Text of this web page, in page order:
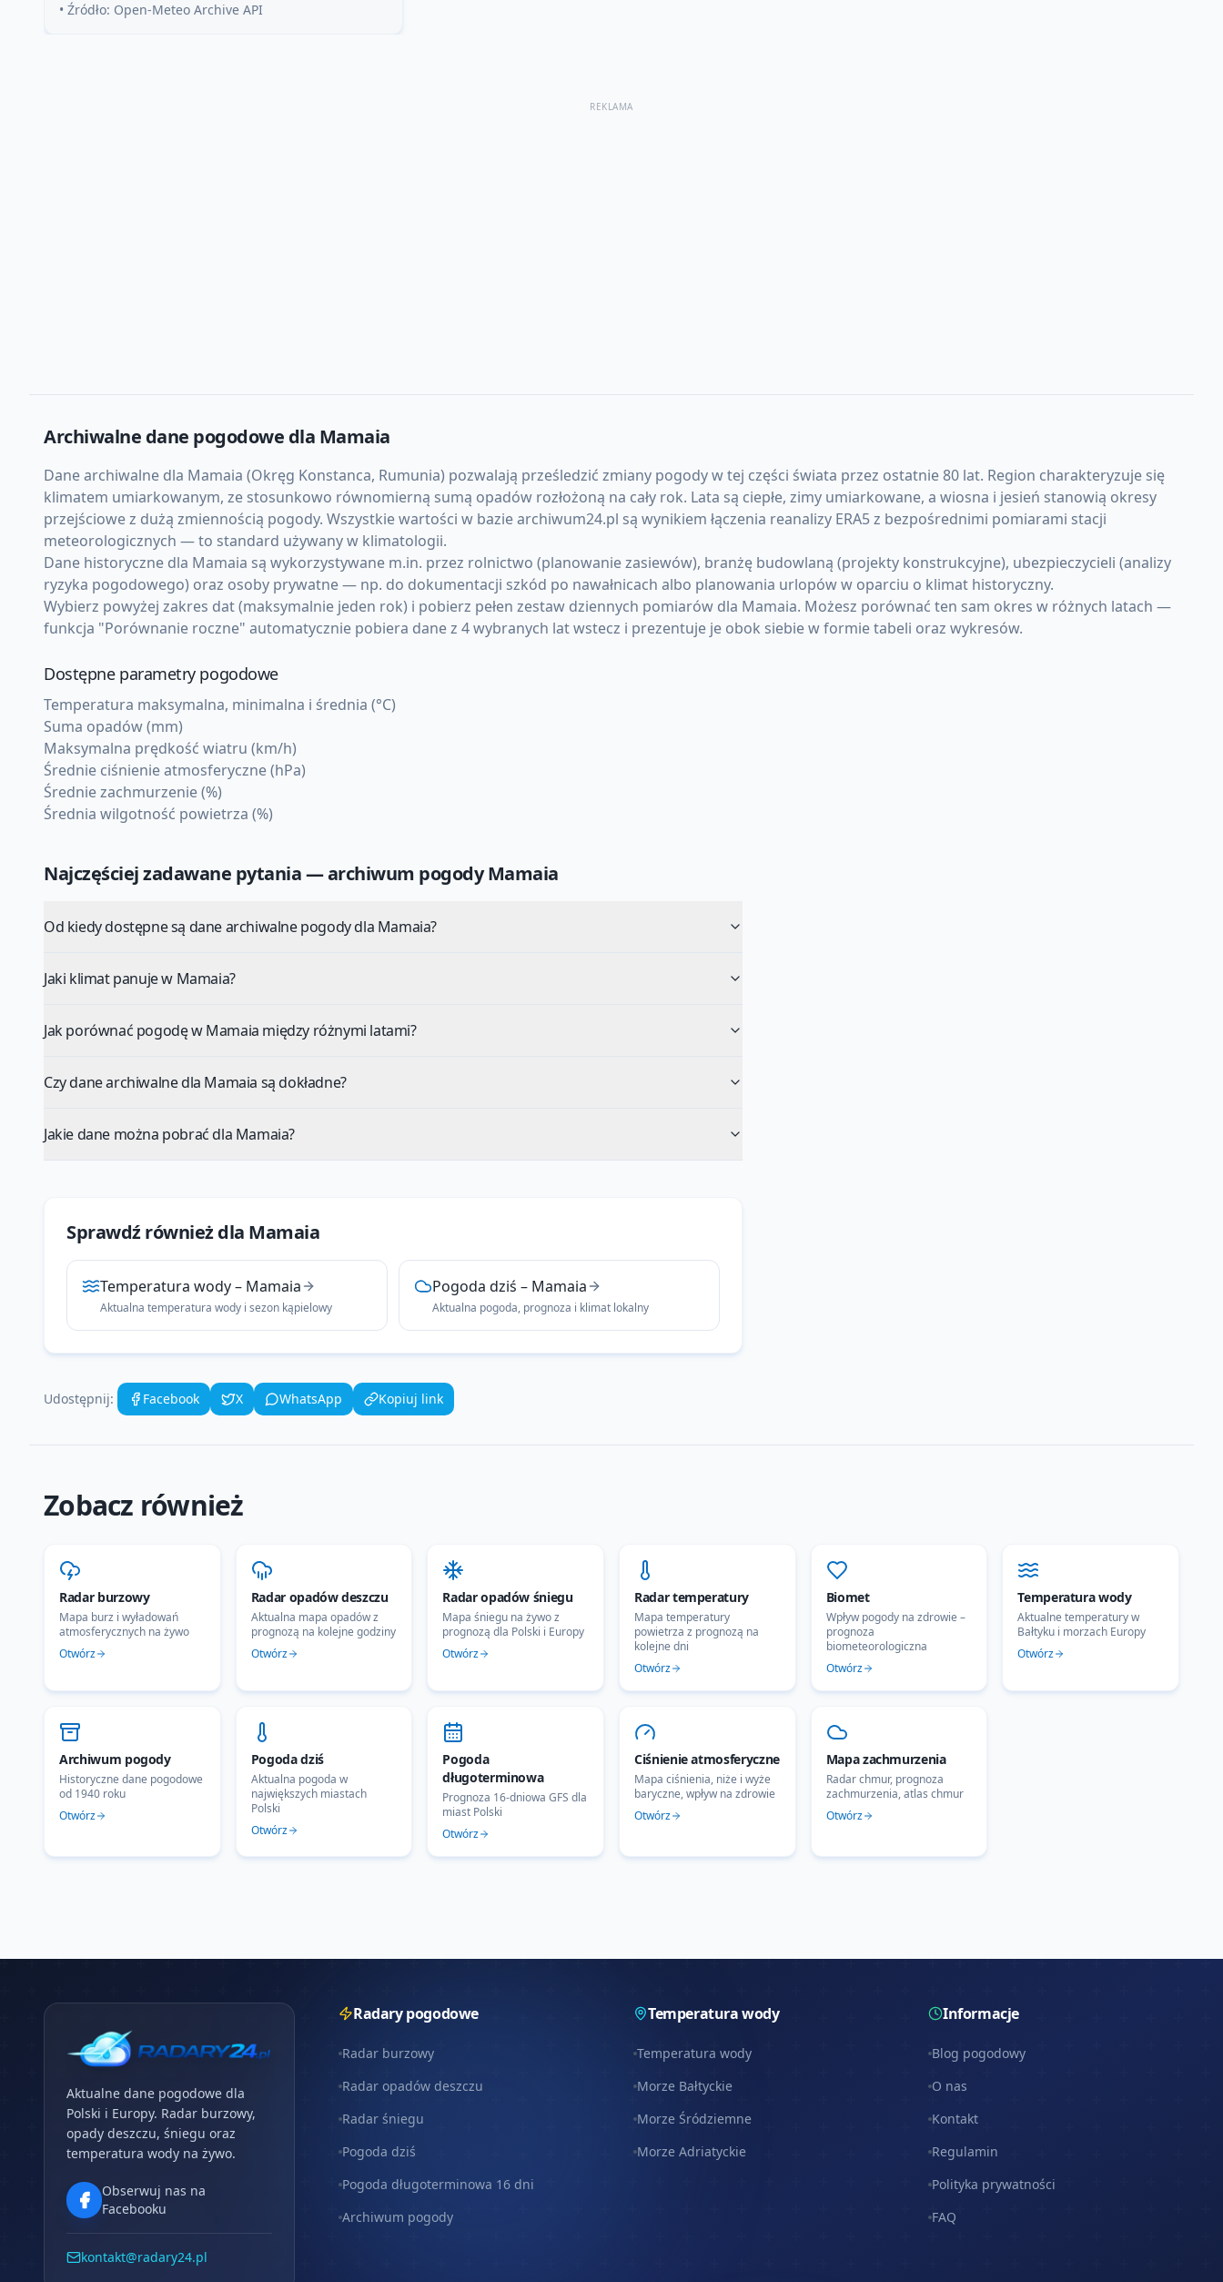
• Źródło: Open-Meteo Archive API
REKLAMA
Archiwalne dane pogodowe dla Mamaia
Dane archiwalne dla Mamaia (Okręg Konstanca, Rumunia) pozwalają prześledzić zmiany pogody w tej części świata przez ostatnie 80 lat. Region charakteryzuje się
klimatem umiarkowanym, ze stosunkowo równomierną sumą opadów rozłożoną na cały rok. Lata są ciepłe, zimy umiarkowane, a wiosna i jesień stanowią okresy
przejściowe z dużą zmiennością pogody. Wszystkie wartości w bazie archiwum24.pl są wynikiem łączenia reanalizy ERA5 z bezpośrednimi pomiarami stacji
meteorologicznych — to standard używany w klimatologii.
Dane historyczne dla Mamaia są wykorzystywane m.in. przez rolnictwo (planowanie zasiewów), branżę budowlaną (projekty konstrukcyjne), ubezpieczycieli (analizy
ryzyka pogodowego) oraz osoby prywatne — np. do dokumentacji szkód po nawałnicach albo planowania urlopów w oparciu o klimat historyczny.
Wybierz powyżej zakres dat (maksymalnie jeden rok) i pobierz pełen zestaw dziennych pomiarów dla Mamaia. Możesz porównać ten sam okres w różnych latach —
funkcja "Porównanie roczne" automatycznie pobiera dane z 4 wybranych lat wstecz i prezentuje je obok siebie w formie tabeli oraz wykresów.
Dostępne parametry pogodowe
Temperatura maksymalna, minimalna i średnia (°C)
Suma opadów (mm)
Maksymalna prędkość wiatru (km/h)
Średnie ciśnienie atmosferyczne (hPa)
Średnie zachmurzenie (%)
Średnia wilgotność powietrza (%)
Najczęściej zadawane pytania — archiwum pogodyMamaia
Od kiedy dostępne są dane archiwalne pogody dla Mamaia?
Jaki klimat panuje w Mamaia?
Jak porównać pogodę w Mamaia między różnymi latami?
Czy dane archiwalne dla Mamaia są dokładne?
Jakie dane można pobrać dla Mamaia?
Sprawdź również dla Mamaia
Temperatura wody– Mamaia
Aktualna temperatura wody i sezon kąpielowy
Pogoda dziś – Mamaia
Aktualna pogoda, prognoza i klimat lokalny
Udostępnij: Facebook X WhatsApp Kopiuj link
Zobacz również
Radar burzowy
Mapa burz i wyładowań
atmosferycznych na żywo
Otwórz
Radar opadów deszczu
Aktualna mapa opadów z
prognozą na kolejne godziny
Otwórz
Radar opadów śniegu
Mapa śniegu na żywo z
prognozą dla Polski i Europy
Otwórz
Radar temperatury
Mapa temperatury
powietrza z prognozą na
kolejne dni
Otwórz
Biomet
Wpływ pogody na zdrowie –
prognoza
biometeorologiczna
Otwórz
Temperatura wody
Aktualne temperatury w
Bałtyku i morzach Europy
Otwórz
Archiwum pogody
Historyczne dane pogodowe
od 1940 roku
Otwórz
Pogoda dziś
Aktualna pogoda w
największych miastach
Polski
Otwórz
Pogoda
długoterminowa
Prognoza 16-dniowa GFS dla
miast Polski
Otwórz
Ciśnienie atmosferyczne
Mapa ciśnienia, niże i wyże
baryczne, wpływ na zdrowie
Otwórz
Mapa zachmurzenia
Radar chmur, prognoza
zachmurzenia, atlas chmur
Otwórz
Aktualne dane pogodowe dla
Polski i Europy. Radar burzowy,
opady deszczu, śniegu oraz
temperatura wody na żywo.
Obserwuj nas na
Facebooku
kontakt@radary24.pl
Radary pogodowe
Radar burzowy
Radar opadów deszczu
Radar śniegu
Pogoda dziś
Pogoda długoterminowa 16 dni
Archiwum pogody
Temperatura wody
Temperatura wody
Morze Bałtyckie
Morze Śródziemne
Morze Adriatyckie
Informacje
Blog pogodowy
O nas
Kontakt
Regulamin
Polityka prywatności
FAQ